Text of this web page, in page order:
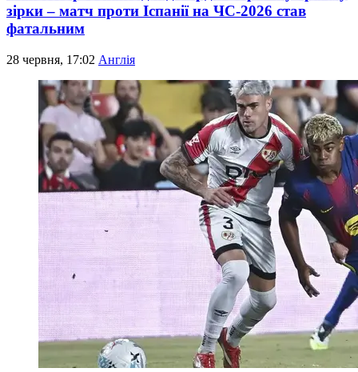
зірки – матч проти Іспанії на ЧС-2026 став
фатальним
28 червня, 17:02 Англія